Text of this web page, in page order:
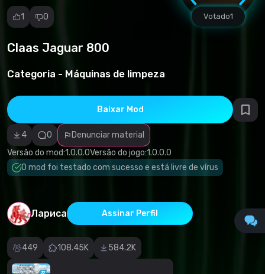
Votado1
1 0
Claas Jaguar 800
Categoria - Máquinas de limpeza
Baixar Mod
4 0
Denunciar material
Versão do mod:1.0.0.0Versão do jogo:1.0.0.0
O mod foi testado com sucesso e está livre de vírus
Лариса Assinar Perfil
449 108.45K 584.2K
Denunciar
incorreta
Software
malicioso/vírus
Conteúdo não
funcional
Descrição